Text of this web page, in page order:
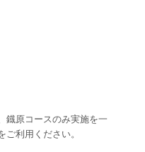
鐡原コースのみ実施を一
利用ください。